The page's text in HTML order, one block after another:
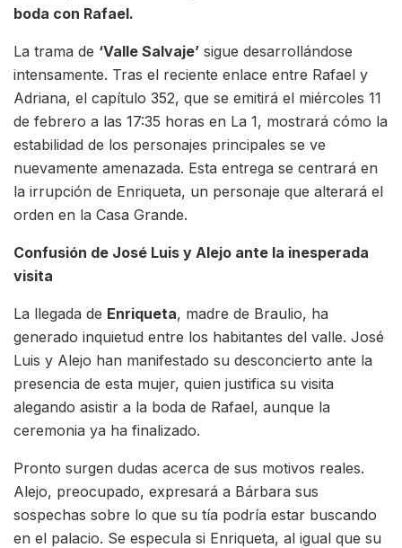
boda con Rafael.
La trama de ‘Valle Salvaje’ sigue desarrollándose
intensamente. Tras el reciente enlace entre Rafael y
Adriana, el capítulo 352, que se emitirá el miércoles 11
de febrero a las 17:35 horas en La 1, mostrará cómo la
estabilidad de los personajes principales se ve
nuevamente amenazada. Esta entrega se centrará en
la irrupción de Enriqueta, un personaje que alterará el
orden en la Casa Grande.
Confusión de José Luis y Alejo ante la inesperada
visita
La llegada de Enriqueta, madre de Braulio, ha
generado inquietud entre los habitantes del valle. José
Luis y Alejo han manifestado su desconcierto ante la
presencia de esta mujer, quien justifica su visita
alegando asistir a la boda de Rafael, aunque la
ceremonia ya ha finalizado.
Pronto surgen dudas acerca de sus motivos reales.
Alejo, preocupado, expresará a Bárbara sus
sospechas sobre lo que su tía podría estar buscando
en el palacio. Se especula si Enriqueta, al igual que su